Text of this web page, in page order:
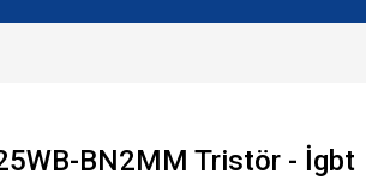
BN2MM Tristör - İgbt